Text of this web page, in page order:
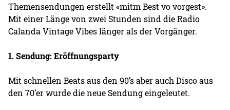
Themensendungen erstellt «mitm Best vo vorgest».
Mit einer Länge von zwei Stunden sind die Radio
Calanda Vintage Vibes länger als der Vorgänger.
1. Sendung: Eröffnungsparty
Mit schnellen Beats aus den 90’s aber auch Disco aus
den 70’er wurde die neue Sendung eingeleutet.